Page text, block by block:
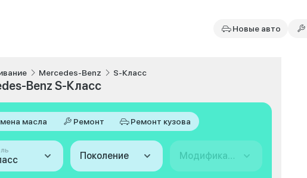
Новые авто
Mercedes-Benz S-Класс
Benz S-Класс
масла Ремонт Ремонт кузова
Поколение Модификация